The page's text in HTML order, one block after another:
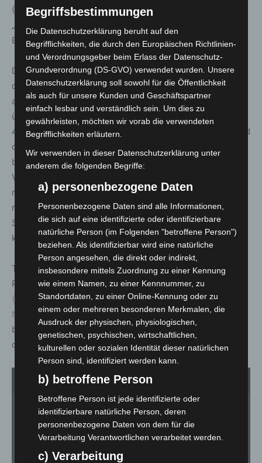
(BLANO) sowie der länderübergreifenden Arbeitsgruppe
„Berücksichtigung von Naturschutzbelangen bei der
Beseitigung von Munitionsaltlasten im Meer“
Die dreitägige bundesweite Jahrestagung der Leitungen
der Kampfmittelräumdienste der Bundesländer sowie
ausländischer Fachbereiche und der Bundeswehr findet
üblicherweise jedes Jahr im größeren Rahmen mit 30 bis
40 Teilnehmenden an wechselnden Orten statt. Aufgrund
der Corona-Pandemie war die Gästezahl in diesem Jahr
begrenzt und ausschließlich die leitenden
Verantwortlichen reisten zur Tagung an. Wegen der
rasant steigenden Anzahl der Corona-Infektionen
mussten die Teilnehmenden aus Bayern, Thüringen,
Saarland, Österreich, Dänemark und Schweden dennoch
kurzfristig absagen.
Tagungsort war das Dienstgebäudes der
Regionaldirektion Hameln-Hannover desLGLN
(Landesamt für Geoinformation und Landesvermessung
Niedersachsen)in der Dorfstraße 19 in 30519 Hannover,
bei dem der Kampfmittelbeseitigungsdienst
organisatorisch angesiedelt ist.
Begriffsbestimmungen
Die Datenschutzerklärung beruht auf den
Begrifflichkeiten, die durch den Europäischen Richtlinien-
und Verordnungsgeber beim Erlass der Datenschutz-
Grundverordnung (DS-GVO) verwendet wurden. Unsere
Datenschutzerklärung soll sowohl für die Öffentlichkeit
als auch für unsere Kunden und Geschäftspartner
einfach lesbar und verständlich sein. Um dies zu
gewährleisten, möchten wir vorab die verwendeten
Begrifflichkeiten erläutern.
Wir verwenden in dieser Datenschutzerklärung unter
anderem die folgenden Begriffe:
a) personenbezogene Daten
Personenbezogene Daten sind alle Informationen,
die sich auf eine identifizierte oder identifizierbare
natürliche Person (im Folgenden "betroffene Person")
beziehen. Als identifizierbar wird eine natürliche
Person angesehen, die direkt oder indirekt,
insbesondere mittels Zuordnung zu einer Kennung
wie einem Namen, zu einer Kennnummer, zu
Standortdaten, zu einer Online-Kennung oder zu
einem oder mehreren besonderen Merkmalen, die
Ausdruck der physischen, physiologischen,
genetischen, psychischen, wirtschaftlichen,
kulturellen oder sozialen Identität dieser natürlichen
Person sind, identifiziert werden kann.
b) betroffene Person
Betroffene Person ist jede identifizierte oder
identifizierbare natürliche Person, deren
personenbezogene Daten von dem für die
Verarbeitung Verantwortlichen verarbeitet werden.
c) Verarbeitung